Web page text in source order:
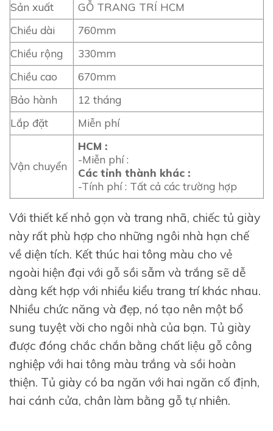
Sản xuất
GỖ TRANG TRÍ HCM
Chiều dài
760mm
Chiều rộng
330mm
Chiều cao
670mm
Bảo hành
12 tháng
Lắp đặt
Miễn phí
Vận chuyển
HCM :
-Miễn phí :
Các tỉnh thành khác :
-Tính phí : Tất cả các trường hợp
Với thiết kế nhỏ gọn và trang nhã, chiếc tủ giày
này rất phù hợp cho những ngôi nhà hạn chế
về diện tích. Kết thúc hai tông màu cho vẻ
ngoài hiện đại với gỗ sồi sẫm và trắng sẽ dễ
dàng kết hợp với nhiều kiểu trang trí khác nhau.
Nhiều chức năng và đẹp, nó tạo nên một bổ
sung tuyệt vời cho ngôi nhà của bạn. Tủ giày
được đóng chắc chắn bằng chất liệu gỗ công
nghiệp với hai tông màu trắng và sồi hoàn
thiện. Tủ giày có ba ngăn với hai ngăn cố định,
hai cánh cửa, chân làm bằng gỗ tự nhiên.